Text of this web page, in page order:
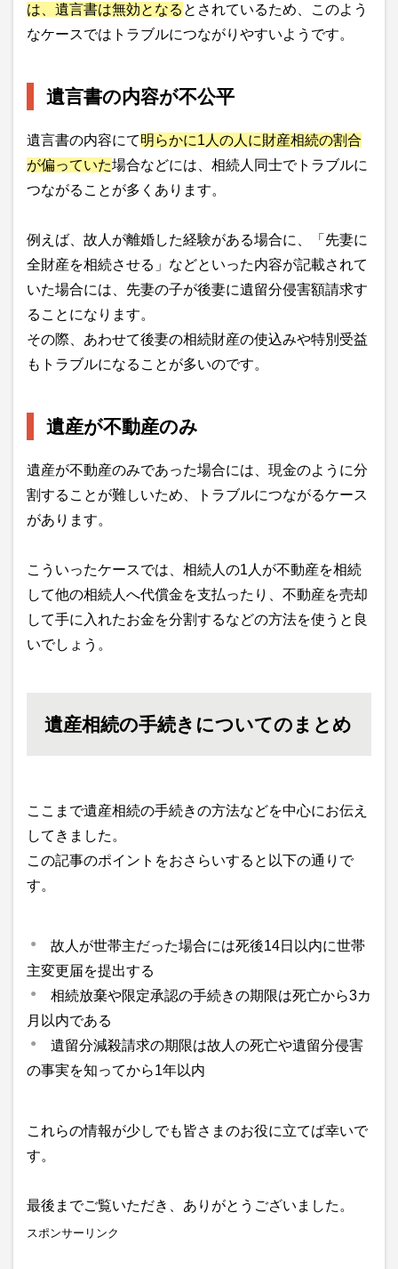
は、遺言書は無効となる とされているため、このよう
なケースではトラブルにつながりやすいようです。
遺言書の内容が不公平
遺言書の内容にて明らかに1人の人に財産相続の割合
が偏っていた場合などには、相続人同士でトラブルに
つながることが多くあります。
例えば、故人が離婚した経験がある場合に、「先妻に
全財産を相続させる」などといった内容が記載されて
いた場合には、先妻の子が後妻に遺留分侵害額請求す
ることになります。
その際、あわせて後妻の相続財産の使込みや特別受益
もトラブルになることが多いのです。
遺産が不動産のみ
遺産が不動産のみであった場合には、現金のように分
割することが難しいため、トラブルにつながるケース
があります。
こういったケースでは、相続人の1人が不動産を相続
して他の相続人へ代償金を支払ったり、不動産を売却
して手に入れたお金を分割するなどの方法を使うと良
いでしょう。
遺産相続の手続きについてのまとめ
ここまで遺産相続の手続きの方法などを中心にお伝え
してきました。
この記事のポイントをおさらいすると以下の通りで
す。
故人が世帯主だった場合には死後14日以内に世帯
主変更届を提出する
相続放棄や限定承認の手続きの期限は死亡から3カ
月以内である
遺留分減殺請求の期限は故人の死亡や遺留分侵害
の事実を知ってから1年以内
これらの情報が少しでも皆さまのお役に立てば幸いで
す。
最後までご覧いただき、ありがとうございました。
スポンサーリンク